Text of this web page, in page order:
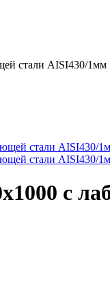
стали AISI430/1мм
с